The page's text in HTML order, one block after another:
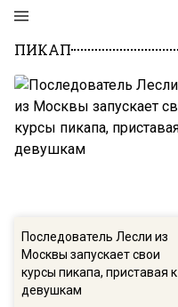
ПИКАП
Последователь Лесли из
Москвы запускает свои
курсы пикапа, приставая к
девушкам